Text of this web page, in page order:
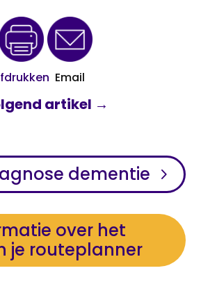
Email
artikel →
dementie
over het
je routeplanner